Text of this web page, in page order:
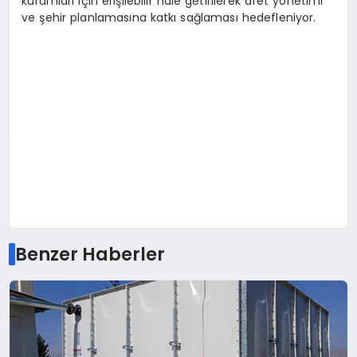
ve şehir planlamasına katkı sağlaması hedefleniyor.
Benzer Haberler